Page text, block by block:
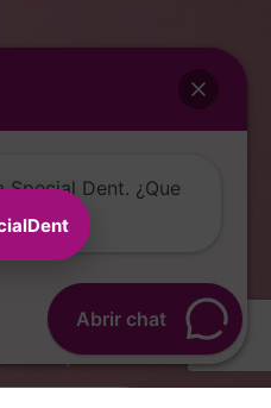
la mejor
y la de tú familia!
Special Dent. ¿Que
Abrir chat